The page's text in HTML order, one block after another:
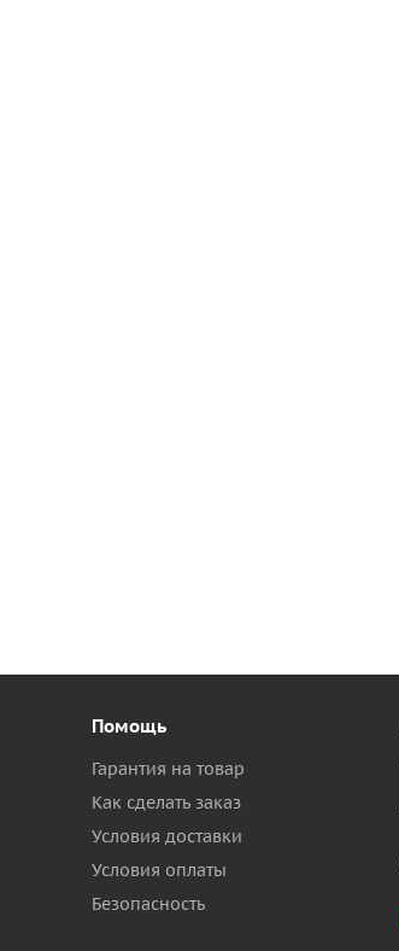
Помощь
Гарантия на товар
Как сделать заказ
Условия доставки
Условия оплаты
Безопасность